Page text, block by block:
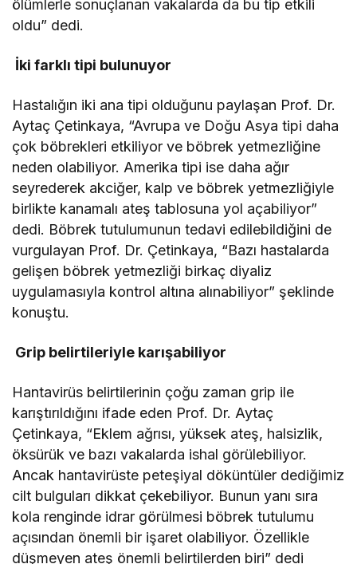
ölümlerle sonuçlanan vakalarda da bu tip etkili
oldu” dedi.
İki farklı tipi bulunuyor
Hastalığın iki ana tipi olduğunu paylaşan Prof. Dr.
Aytaç Çetinkaya, “Avrupa ve Doğu Asya tipi daha
çok böbrekleri etkiliyor ve böbrek yetmezliğine
neden olabiliyor. Amerika tipi ise daha ağır
seyrederek akciğer, kalp ve böbrek yetmezliğiyle
birlikte kanamalı ateş tablosuna yol açabiliyor”
dedi. Böbrek tutulumunun tedavi edilebildiğini de
vurgulayan Prof. Dr. Çetinkaya, “Bazı hastalarda
gelişen böbrek yetmezliği birkaç diyaliz
uygulamasıyla kontrol altına alınabiliyor” şeklinde
konuştu.
Grip belirtileriyle karışabiliyor
Hantavirüs belirtilerinin çoğu zaman grip ile
karıştırıldığını ifade eden Prof. Dr. Aytaç
Çetinkaya, “Eklem ağrısı, yüksek ateş, halsizlik,
öksürük ve bazı vakalarda ishal görülebiliyor.
Ancak hantavirüste peteşiyal döküntüler dediğimiz
cilt bulguları dikkat çekebiliyor. Bunun yanı sıra
kola renginde idrar görülmesi böbrek tutulumu
açısından önemli bir işaret olabiliyor. Özellikle
düşmeyen ateş önemli belirtilerden biri” dedi